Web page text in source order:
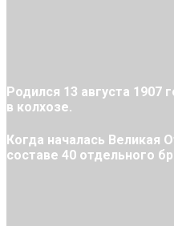
Родился 13 августа
в колхозе.
Когда началась Великая
составе 40 отдельного